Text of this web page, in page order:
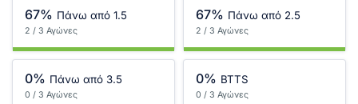
67% Πάνω από 1.5
2 / 3 Αγώνες
67% Πάνω από 2.5
2 / 3 Αγώνες
0% Πάνω από 3.5
0 / 3 Αγώνες
0% BTTS
0 / 3 Αγώνες